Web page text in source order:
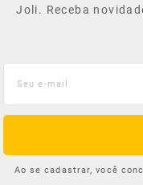
Joli. Receba
Ao se cadastrar, você